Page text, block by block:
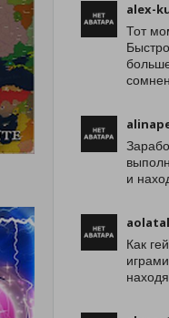
alex-
Тот
и
aolatal
Как